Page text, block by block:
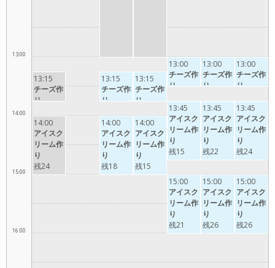
13:00
14:00
15:00
16:00
13:15
チーズ作
り
14:00
アイスク
リーム作
り
残24
13:15
チーズ作
り
14:00
アイスク
リーム作
り
残18
13:15
チーズ作
り
14:00
アイスク
リーム作
り
残15
13:00
チーズ作
り
13:45
アイスク
リーム作
り
残15
15:00
アイスク
リーム作
り
残21
13:00
チーズ作
り
13:45
アイスク
リーム作
り
残22
15:00
アイスク
リーム作
り
残26
13:00
チーズ作
り
13:45
アイスク
リーム作
り
残24
15:00
アイスク
リーム作
り
残26